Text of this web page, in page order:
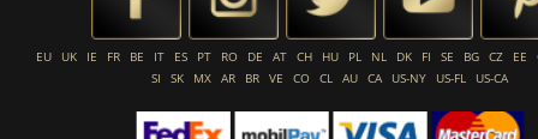
EU UK IE FR BE IT ES PT RO DE AT CH HU PL NL DK FI SE BG CZ EE
SI
SK MX AR BR VE CO CL AU CA US-NY US-FL US-CA